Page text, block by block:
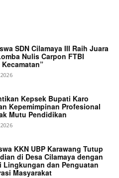
SDN Cilamaya III Raih Juara
Nulis Carpon FTBI
Kepsek Bupati Karo
Kepemimpinan Profesional
Mutu Pendidikan
KKN UBP Karawang Tutup
di Desa Cilamaya dengan
Lingkungan dan Penguatan
Masyarakat